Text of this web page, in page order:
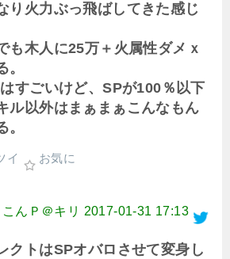
り火力ぶっ飛ばしてきた感じ
も木人に25万＋火属性ダメｘ
。
すごいけど、SPが100％以下
ル以外はまぁまぁこんなもん
。
イ お気に
んＰ＠キリ 2017-01-31 17:13
クトはSPオバロさせて変身し